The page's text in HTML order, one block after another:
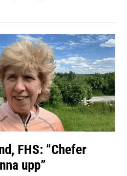
FHS: ”Chefer
upp”